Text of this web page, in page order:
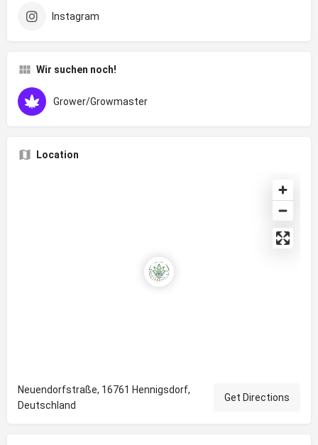
Instagram
Wir suchen noch!
Grower/Growmaster
Location
Neuendorfstraße, 16761 Hennigsdorf,
Deutschland
Get Directions